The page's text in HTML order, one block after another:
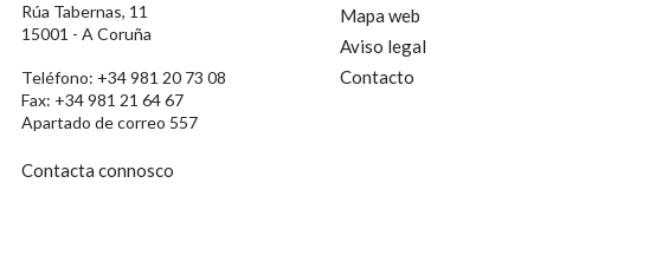
Rúa Tabernas, 11
15001 - A Coruña
Teléfono: +34 981 20 73 08
Fax: +34 981 21 64 67
Apartado de correo 557
Contacta connosco
Mapa web
Aviso legal
Contacto